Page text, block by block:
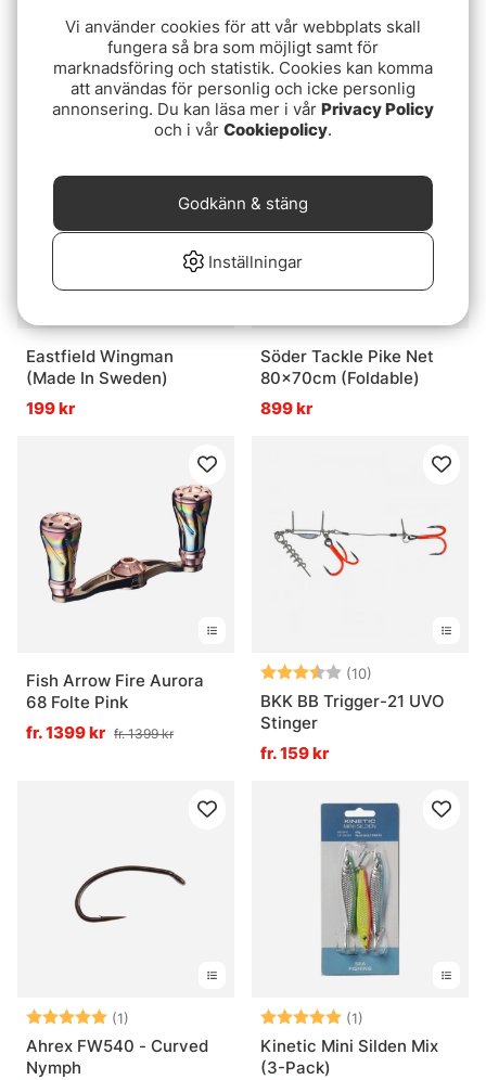
(3-pack)
fr. 49 kr
Patagonia M's Nano Puff
Jacket Black
2299 kr
Eastfield Wingman
(Made In Sweden)
199 kr
Söder Tackle Pike Net
80x70cm (Foldable)
899 kr
Fish Arrow Fire Aurora
68 Folte Pink
fr. 1399 kr fr. 1399 kr
Betyg: (10)
BKK BB Trigger-21 UVO
Stinger
fr. 159 kr
Betyg: (1)
5.0 utav 5 stjärnor
Ahrex FW540 - Curved
Nymph
Betyg: (1)
Kinetic Mini Silden Mix
(3-Pack)
Vi använder cookies för att vår webbplats skall
fungera så bra som möjligt samt för
marknadsföring och statistik. Cookies kan komma
att användas för personlig och icke personlig
annonsering. Du kan läsa mer i vår Privacy Policy
och i vår Cookiepolicy.
Inställningar
Godkänn & stäng